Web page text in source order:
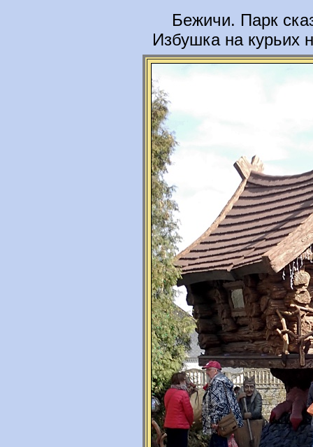
Бежичи. Парк
Избушка на курьих